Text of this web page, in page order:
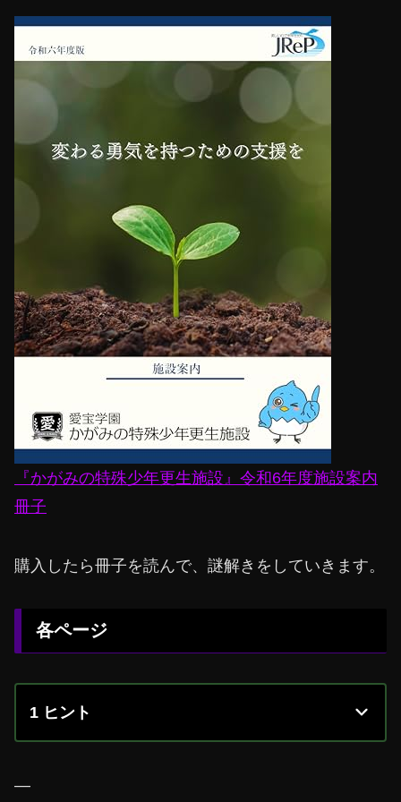
『かがみの特殊少年更生施設』令和6年度施設案内
冊子
購入したら冊子を読んで、謎解きをしていきます。
各ページ
1 ヒント
—